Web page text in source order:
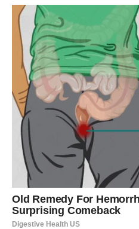
krivice.
VODOLIJA –
NOVI POČETAK
VAŠIM
Vodolija ulazi u jedan od
životu. Dugo ste osećali
promenom i osećaj da ne
Naredni period donosi
obrazaca koji su vas sputavali.
Promene koje